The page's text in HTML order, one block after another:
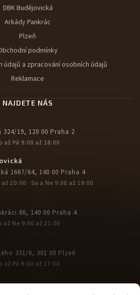
DBK Budějovická
Arkády Pankrác
Plzeň
podmínky
údajů a zpracování osobních údajů
Reklamace
NAJDETE NÁS
324/19, 120 00 Praha 2
až Pá 9:00 až 18:00
1667/64, 140 00 Praha 4
až 20:00 · So a Ne 9:00 až 19:00
86, 140 00 Praha 4
až Ne 9:00 až 21:00
331/6, 301 00 Plzeň
až Pá 9:00 až 17:00